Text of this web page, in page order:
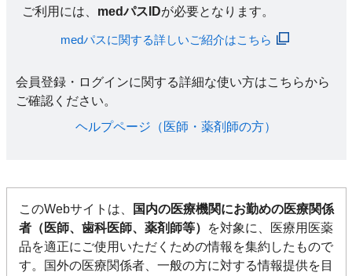
ご利用には、 medパスIDが必要となります。
medパスに関する詳しいご紹介はこちら
会員登録・ログインに関する詳細な使い方はこちらから
ご確認ください。​
ヘルプページ（医師・薬剤師の方）​
このWebサイトは、
国内の医療機関にお勤めの医療関係
者（医師、歯科医師、薬剤師等）
を対象に、医療用医薬
品を適正にご使用いただくための情報を集約したもので
す。国外の医療関係者、一般の方に対する情報提供を目